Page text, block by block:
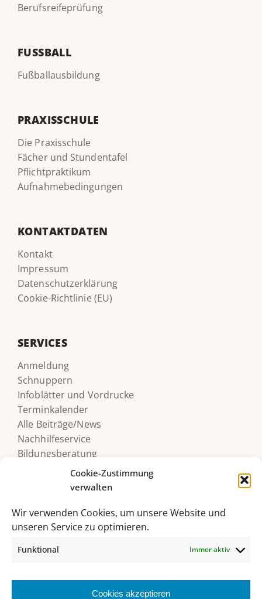
Cookie-Zustimmung
verwalten
Wir verwenden Cookies, um unsere Website und
unseren Service zu optimieren.
Funktional Immer aktiv
Cookies akzeptieren
Berufsreifeprüfung
FUSSBALL
Fußballausbildung
PRAXISSCHULE
Die Praxisschule
Fächer und Stundentafel
Pflichtpraktikum
Aufnahmebedingungen
KONTAKTDATEN
Kontakt
Impressum
Datenschutzerklärung
Cookie-Richtlinie (EU)
SERVICES
Anmeldung
Schnuppern
Infoblätter und Vordrucke
Terminkalender
Alle Beiträge/News
Nachhilfeservice
Bildungsberatung
Druckerguthaben